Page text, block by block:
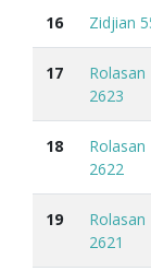
16 Zidjian
17
Rolasan
2623
18
Rolasan
2622
19
Rolasan
2621